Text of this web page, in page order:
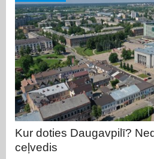
Kur doties Daugavpilī?
ceļvedis